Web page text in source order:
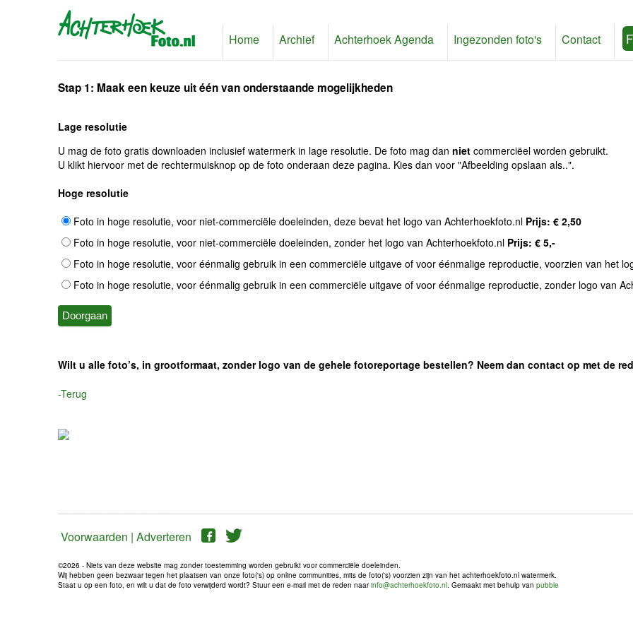
Home Archief Achterhoek Agenda Ingezonden foto's Contact
Stap 1: Maak een keuze uit één van onderstaande mogelijkheden
Lage resolutie
U mag de foto gratis downloaden inclusief watermerk in lage resolutie. De foto mag dan niet commerciëel worden gebruikt.
U klikt hiervoor met de rechtermuisknop op de foto onderaan deze pagina. Kies dan voor "Afbeelding opslaan als..".
Hoge resolutie
Foto in hoge resolutie, voor niet-commerciële doeleinden, deze bevat het logo van Achterhoekfoto.nl Prijs: € 2,50
Foto in hoge resolutie, voor niet-commerciële doeleinden, zonder het logo van Achterhoekfoto.nl Prijs: € 5,-
Foto in hoge resolutie, voor éénmalig gebruik in een commerciële uitgave of voor éénmalige reproductie, voorzien van het
Foto in hoge resolutie, voor éénmalig gebruik in een commerciële uitgave of voor éénmalige reproductie, zonder logo van
Wilt u alle foto’s, in grootformaat, zonder logo van de gehele fotoreportage bestellen? Neem dan contact op met de
-Terug
Voorwaarden | Adverteren
©2026 - Niets van deze website mag zonder toestemming worden gebruikt voor commerciële doeleinden.
Wij hebben geen bezwaar tegen het plaatsen van onze foto('s) op online communities, mits de foto('s) voorzien zijn van het achterhoekfoto.nl watermerk.
Staat u op een foto, en wilt u dat de foto verwijderd wordt? Stuur een e-mail met de reden naarinfo@achterhoekfoto.nl. Gemaakt met behulp van pubble